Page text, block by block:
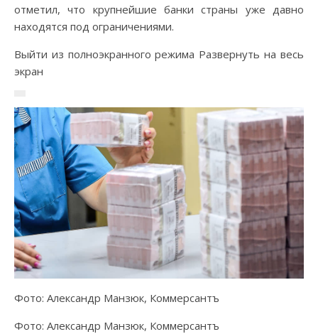
отметил, что крупнейшие банки страны уже давно
находятся под ограничениями.
Выйти из полноэкранного режима Развернуть на весь
экран
Фото: Александр Манзюк, Коммерсантъ
Фото: Александр Манзюк, Коммерсантъ